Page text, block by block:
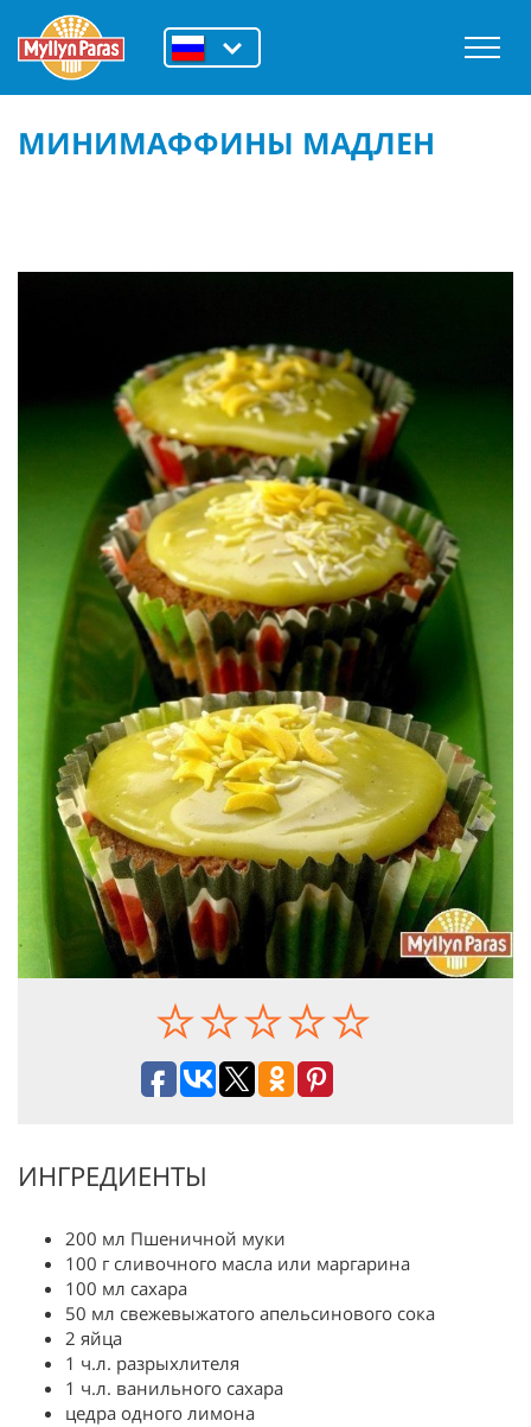
МИНИМАФФИНЫ МАДЛЕН
ИНГРЕДИЕНТЫ
200 мл Пшеничной муки
100 г сливочного масла или маргарина
100 мл сахара
50 мл свежевыжатого апельсинового сока
2 яйца
1 ч.л. разрыхлителя
1 ч.л. ванильного сахара
цедра одного лимона